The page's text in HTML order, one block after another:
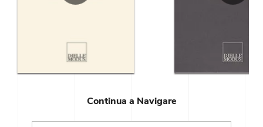
Continua a Navigare